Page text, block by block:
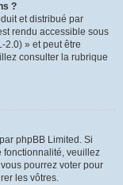
?
et distribué par
rendu accessible sous
2.0) » et peut être
consulter la rubrique
phpBB Limited. Si
fonctionnalité, veuillez
pourrez voter pour
les vôtres.